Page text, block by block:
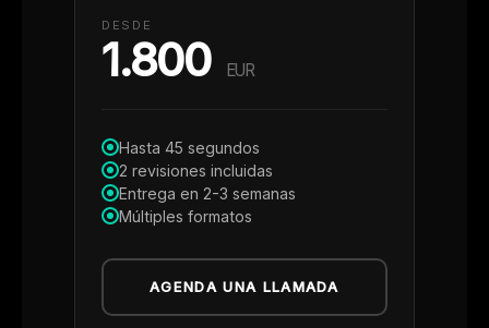
DESDE
1.800 EUR
Hasta 45 segundos
2 revisiones incluidas
Entrega en 2-3 semanas
Múltiples formatos
AGENDA UNA LLAMADA